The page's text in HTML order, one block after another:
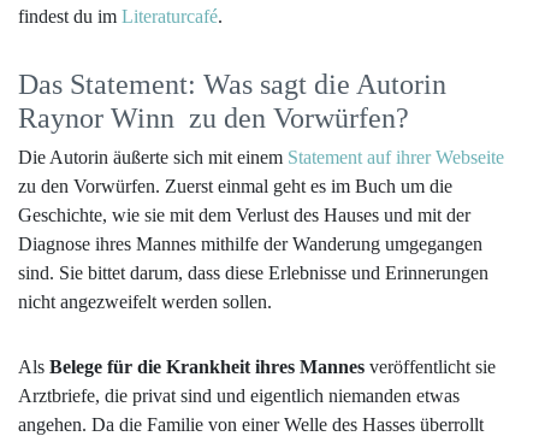
findest du im Literaturcafé.
Das Statement: Was sagt die Autorin
Raynor Winn zu den Vorwürfen?
Die Autorin äußerte sich mit einem Statement auf ihrer Webseite
zu den Vorwürfen. Zuerst einmal geht es im Buch um die
Geschichte, wie sie mit dem Verlust des Hauses und mit der
Diagnose ihres Mannes mithilfe der Wanderung umgegangen
sind. Sie bittet darum, dass diese Erlebnisse und Erinnerungen
nicht angezweifelt werden sollen.
Als Belege für die Krankheit ihres Mannes veröffentlicht sie
Arztbriefe, die privat sind und eigentlich niemanden etwas
angehen. Da die Familie von einer Welle des Hasses überrollt